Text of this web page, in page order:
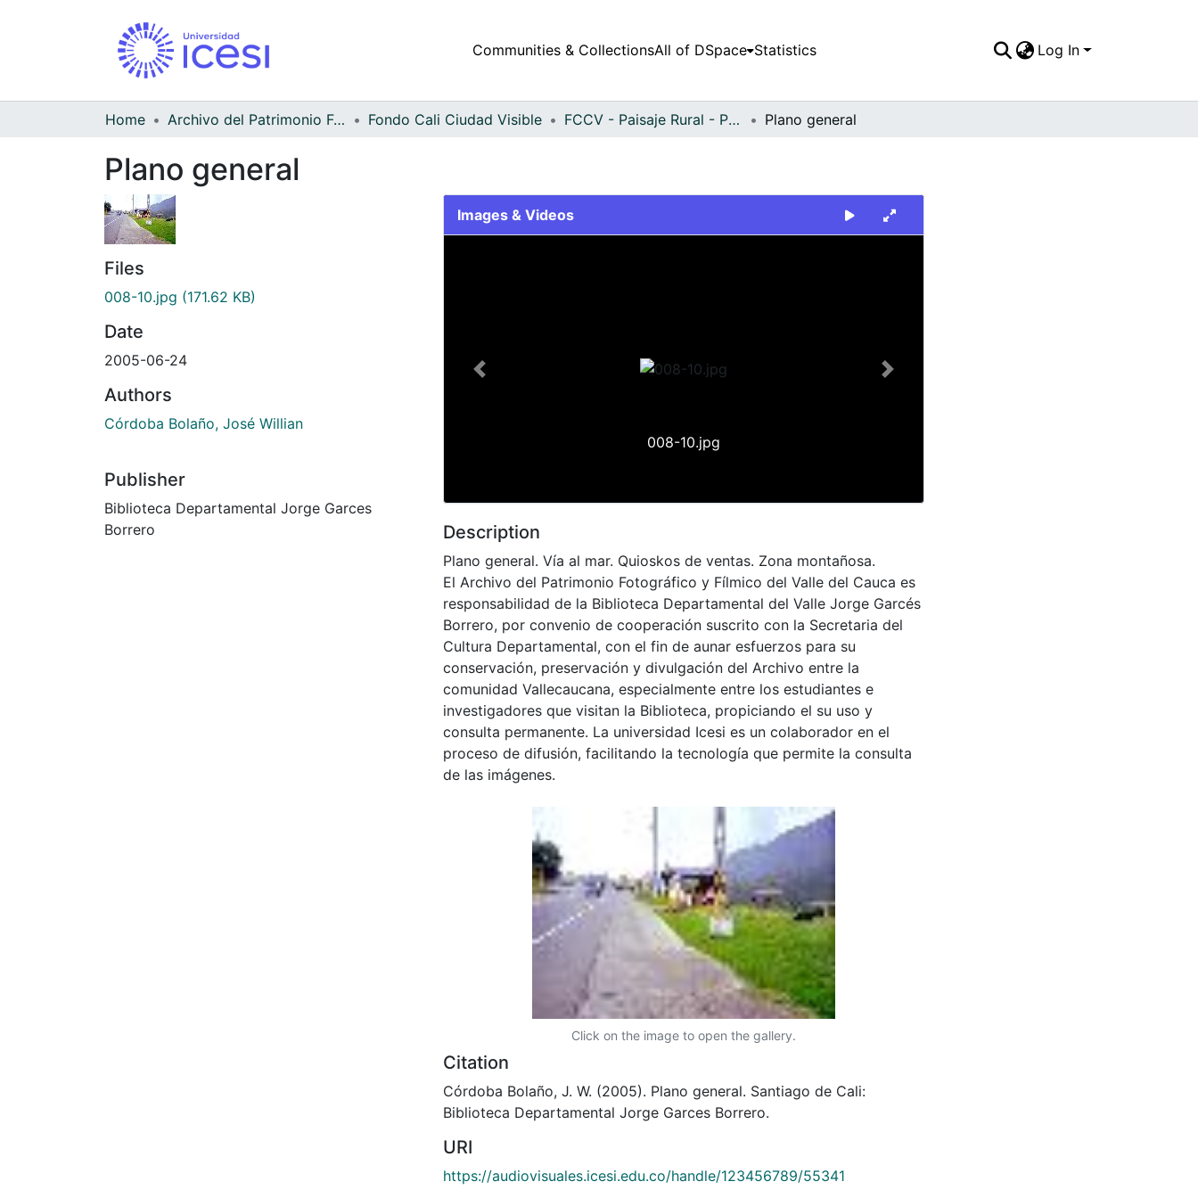
Communities & CollectionsAll of DSpace Statistics Log In
Home Archivo del Patrimonio Fotográfico y Fílmico del Valle del Cauca Fondo Cali Ciudad Visible FCCV - Paisaje Rural - Patrimonial Plano general
Plano general
Files
008-10.jpg (171.62 KB)
Date
2005-06-24
Authors
Córdoba Bolaño, José Willian
Publisher
Biblioteca Departamental Jorge Garces
Borrero
Images & Videos
008-10.jpg
Previous Next
Description
Plano general. Vía al mar. Quioskos de ventas. Zona montañosa.
El Archivo del Patrimonio Fotográfico y Fílmico del Valle del Cauca es
responsabilidad de la Biblioteca Departamental del Valle Jorge Garcés
Borrero, por convenio de cooperación suscrito con la Secretaria del
Cultura Departamental, con el fin de aunar esfuerzos para su
conservación, preservación y divulgación del Archivo entre la
comunidad Vallecaucana, especialmente entre los estudiantes e
investigadores que visitan la Biblioteca, propiciando el su uso y
consulta permanente. La universidad Icesi es un colaborador en el
proceso de difusión, facilitando la tecnología que permite la consulta
de las imágenes.
Click on the image to open the gallery.
Citation
Córdoba Bolaño, J. W. (2005). Plano general. Santiago de Cali:
Biblioteca Departamental Jorge Garces Borrero.
URI
https://audiovisuales.icesi.edu.co/handle/123456789/55341